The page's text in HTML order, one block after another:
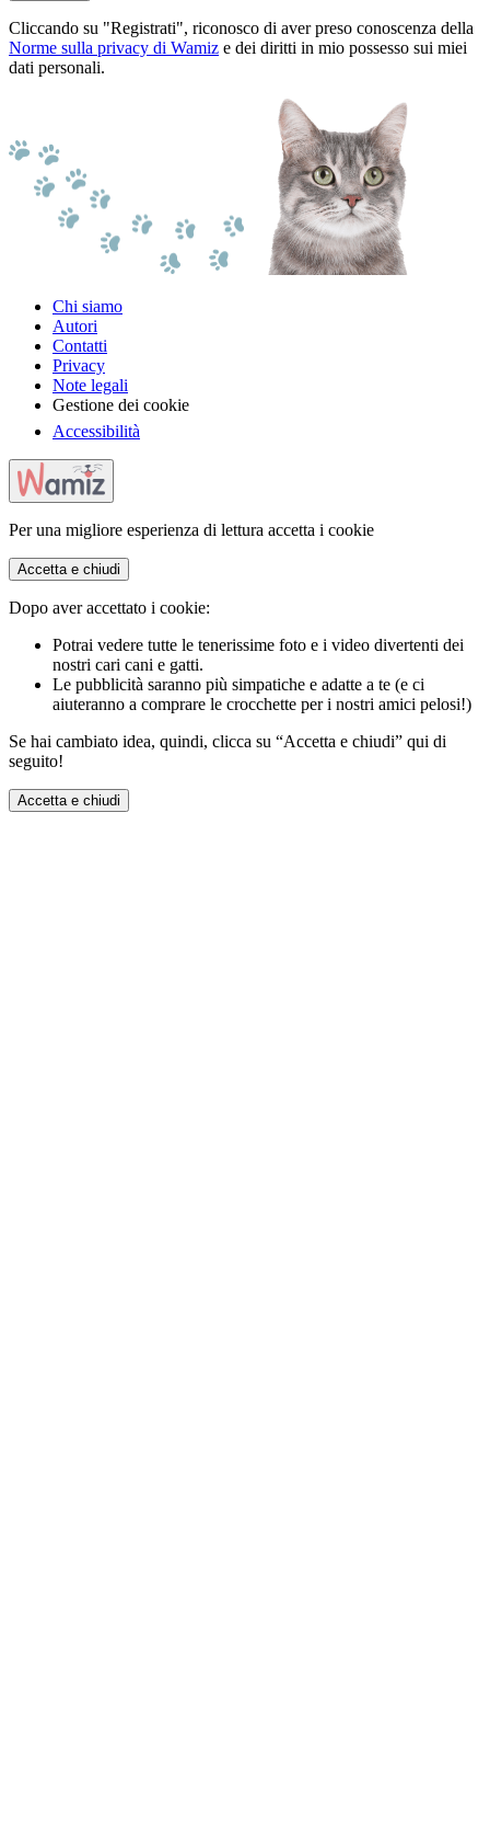
Cliccando su "Registrati", riconosco di aver preso conoscenza della
Norme sulla privacy di Wamiz e dei diritti in mio possesso sui miei
dati personali.
Chi siamo
Autori
Contatti
Privacy
Note legali
Gestione dei cookie
Accessibilità
Per una migliore esperienza di lettura accetta i cookie
Accetta e chiudi
Dopo aver accettato i cookie:
Potrai vedere tutte le tenerissime foto e i video divertenti dei
nostri cari cani e gatti.
Le pubblicità saranno più simpatiche e adatte a te (e ci
aiuteranno a comprare le crocchette per i nostri amici pelosi!)
Se hai cambiato idea, quindi, clicca su “Accetta e chiudi” qui di
seguito!
Accetta e chiudi